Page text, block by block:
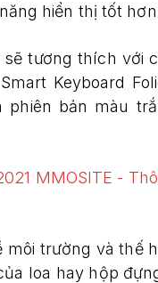
hiển thị tốt
tương thích với
Keyboard
phiên bản màu
trường và thế
loa hay hộp